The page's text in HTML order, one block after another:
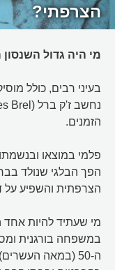
הצרפתי?
מי היה גדול
בעיני רבים, כולל
הזמנים.
פלמי במוצאו
הצרפתית והשפיע על
מי שעתיד להיות אחד
במשפחה בורגנית
ה-50 (במאה